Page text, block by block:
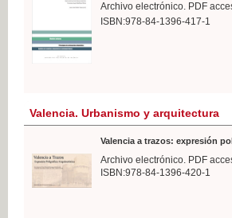
Archivo electrónico. PDF
ISBN:978-84-1396-417-1
Valencia. Urbanismo y arquitectura
Valencia a trazos: expresión
Archivo electrónico. PDF
ISBN:978-84-1396-420-1